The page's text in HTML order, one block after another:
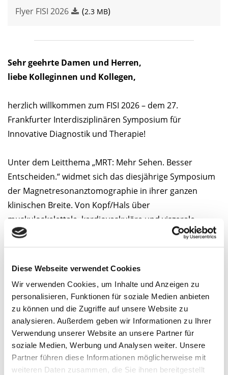
Diese Webseite verwendet Cookies
Wir verwenden Cookies, um Inhalte und Anzeigen zu
personalisieren, Funktionen für soziale Medien anbieten
zu können und die Zugriffe auf unsere Website zu
analysieren. Außerdem geben wir Informationen zu Ihrer
Verwendung unserer Website an unsere Partner für
soziale Medien, Werbung und Analysen weiter. Unsere
Partner führen diese Informationen möglicherweise mit
weiteren Daten zusammen, die Sie ihnen bereitgestellt
Flyer FISI 2026 (2.3 MB)
Sehr geehrte Damen und Herren,
liebe Kolleginnen und Kollegen,
herzlich willkommen zum FISI 2026 – dem 27.
Frankfurter Interdisziplinären Symposium für
Innovative Diagnostik und Therapie!
Unter dem Leitthema „MRT: Mehr Sehen. Besser
Entscheiden.“ widmet sich das diesjährige Symposium
der Magnetresonanztomographie in ihrer ganzen
klinischen Breite. Von Kopf/Hals über
muskuloskelettale, kardiovaskuläre und viszerale
Bildgebung bis hin zur Urogenital- Diagnostik erwartet
Sie ein hochkarätiges Programm, bereichert durch
Auch 2026 findet das FISI hybrid statt, sowohl vor Ort in
Frankfurt als auch online, und bleibt damit einem
breiten Fachpublikum zugänglich. Begleitend laden
unser Quiz-Format und der Get-Together-Abend zum
kollegialen Austausch ein.